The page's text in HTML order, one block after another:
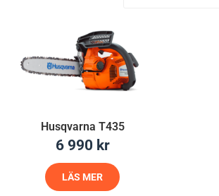
Husqvarna T435
6 990 kr
LÄS MER